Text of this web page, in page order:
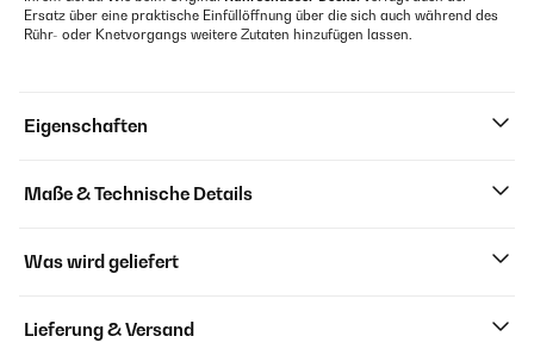
Ersatz über eine praktische Einfüllöffnung über die sich auch während des
Rühr- oder Knetvorgangs weitere Zutaten hinzufügen lassen.
Eigenschaften
Maße & Technische Details
Was wird geliefert
Lieferung & Versand